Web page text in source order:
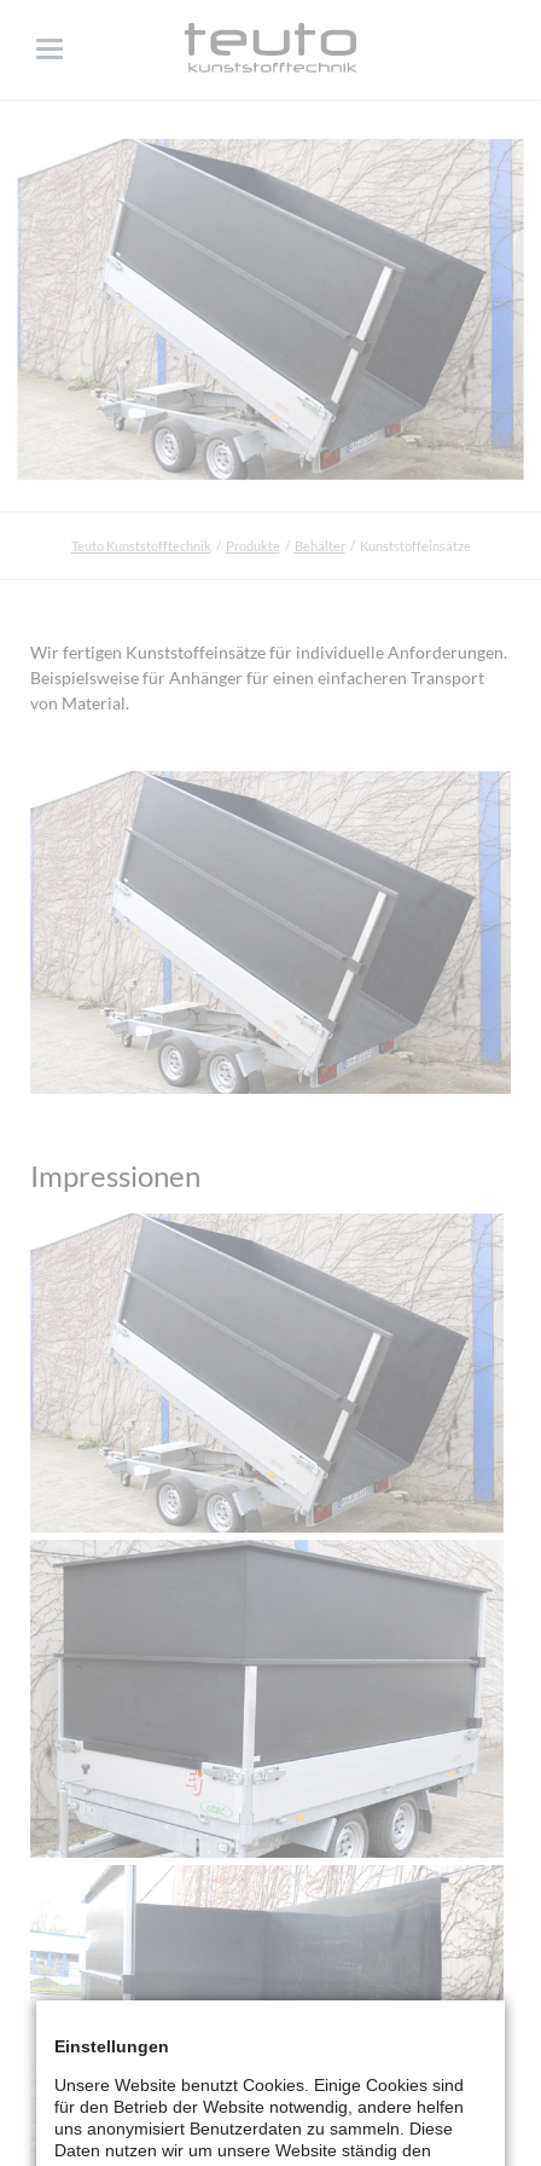
Teuto Kunststofftechnik Produkte Behälter Kunststoffeinsätze
Wir fertigen Kunststoffeinsätze für individuelle Anforderungen.
Beispielsweise für Anhänger für einen einfacheren Transport
von Material.
Impressionen
Einstellungen
Unsere Website benutzt Cookies. Einige Cookies sind
für den Betrieb der Website notwendig, andere helfen
uns anonymisiert Benutzerdaten zu sammeln. Diese
Daten nutzen wir um unsere Website ständig den